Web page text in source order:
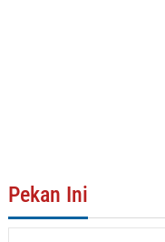
Pekan Ini